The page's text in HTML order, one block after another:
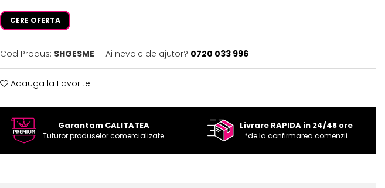
CERE OFERTA
Cod Produs: SHGESME Ai nevoie de ajutor? 0720 033 996
Adauga la Favorite
Garantam CALITATEA
Tuturor produselor comercializate
Livrare RAPIDA in 24/48 ore
*de la confirmarea comenzii